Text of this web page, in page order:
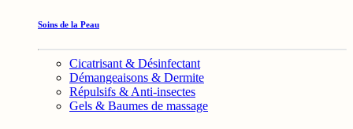
Soins de la Peau
Cicatrisant & Désinfectant
Démangeaisons & Dermite
Répulsifs & Anti-insectes
Gels & Baumes de massage